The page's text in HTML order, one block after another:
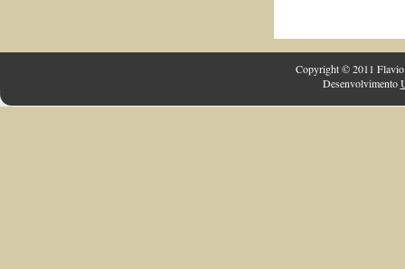
Copyright © 2011 Flavio
Desenvolvimento